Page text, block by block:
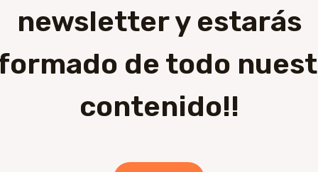
newsletter y estarás
de todo
contenido!!